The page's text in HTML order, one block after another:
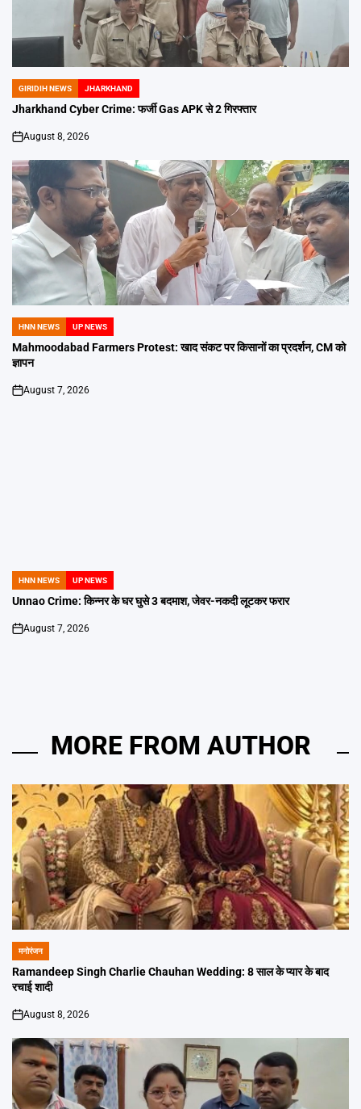
POSTED
IN
GIRIDIH NEWS JHARKHAND
Jharkhand Cyber Crime: फर्जी Gas APK से 2 गिरफ्तार
on
August 8, 2026
POSTED
IN
HNN NEWS UP NEWS
Mahmoodabad Farmers Protest: खाद संकट पर किसानों का प्रदर्शन, CM को
ज्ञापन
on
August 7, 2026
POSTED
IN
HNN NEWS UP NEWS
Unnao Crime: किन्नर के घर घुसे 3 बदमाश, जेवर-नकदी लूटकर फरार
on
August 7, 2026
MORE FROM AUTHOR
POSTED
IN
मनोरंजन
Ramandeep Singh Charlie Chauhan Wedding: 8 साल के प्यार के बाद
रचाई शादी
on
August 8, 2026